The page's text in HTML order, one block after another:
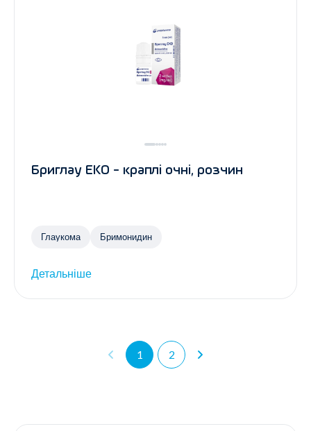
Бриглау ЕКО - краплі очні, розчин
Глаукома Бримонидин
Детальніше
1 2